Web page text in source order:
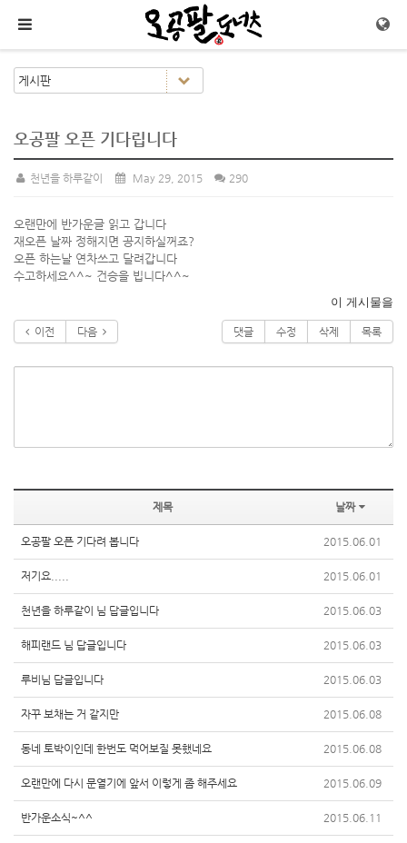
오공팔 오픈 기다립니다
천년을 하루같이 May 29, 2015 290
오랜만에 반가운글 읽고 갑니다
재오픈 날짜 정해지면 공지하실꺼죠?
오픈 하는날 연차쓰고 달려갑니다
수고하세요^^~ 건승을 빕니다^^~
이 게시물을
이전 다음 댓글 수정 삭제 목록
제목 날짜
오공팔 오픈 기다려 봅니다 2015.06.01
저기요..... 2015.06.01
천년을 하루같이 님 답글입니다 2015.06.03
해피랜드 님 답글입니다 2015.06.03
루비님 답글입니다 2015.06.03
자꾸 보채는 거 같지만 2015.06.08
동네 토박이인데 한번도 먹어보질 못했네요 2015.06.08
오랜만에 다시 문열기에 앞서 이렇게 좀 해주세요 2015.06.09
반가운소식~^^ 2015.06.11